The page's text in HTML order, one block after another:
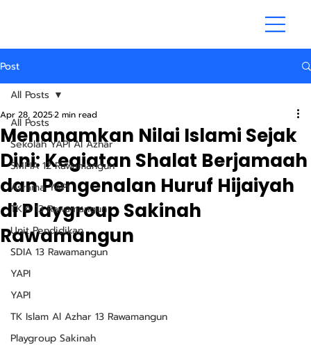
Post
All Posts
Sekolah YAPI Al Azhar
SMPIA 12 Rawamangun
Asrama YAPI
TKIA 13 Rawamangun
Unit Pendidikan
SDIA 13 Rawamangun
YAPI
YAPI
TK Islam Al Azhar 13 Rawamangun
Playgroup Sakinah
All Posts
Menanamkan Nilai Islami Sejak
Dini: Kegiatan Shalat Berjamaah
dan Pengenalan Huruf Hijaiyah
di Playgroup Sakinah
Rawamangun
Apr 28, 20252 min read